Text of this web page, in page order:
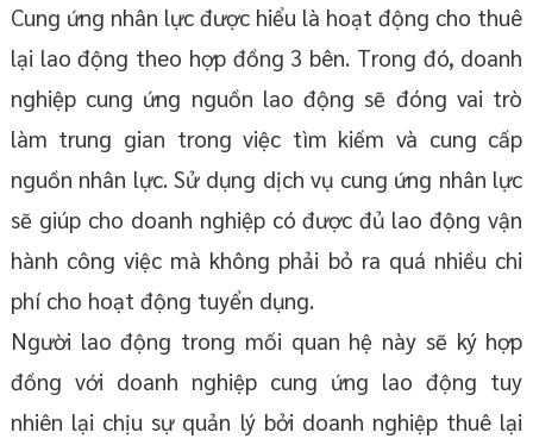
Cung ứng nhân lực được hiểu là hoạt động cho thuê
lại lao động theo hợp đồng 3 bên. Trong đó, doanh
nghiệp cung ứng nguồn lao động sẽ đóng vai trò
làm trung gian trong việc tìm kiếm và cung cấp
nguồn nhân lực. Sử dụng dịch vụ cung ứng nhân lực
sẽ giúp cho doanh nghiệp có được đủ lao động vận
hành công việc mà không phải bỏ ra quá nhiều chi
phí cho hoạt động tuyển dụng.
Người lao động trong mối quan hệ này sẽ ký hợp
đồng với doanh nghiệp cung ứng lao động tuy
nhiên lại chịu sự quản lý bởi doanh nghiệp thuê lại